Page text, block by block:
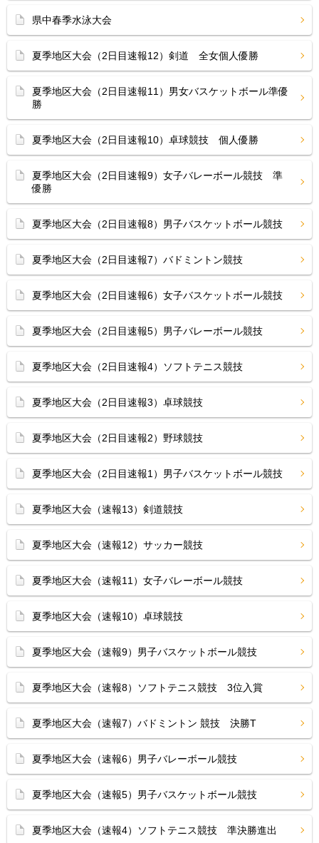
県中春季水泳大会
夏季地区大会（2日目速報12）剣道 全女個人優勝
夏季地区大会（2日目速報11）男女バスケットボール準優
勝
夏季地区大会（2日目速報10）卓球競技 個人優勝
夏季地区大会（2日目速報9）女子バレーボール競技 準
優勝
夏季地区大会（2日目速報8）男子バスケットボール競技
夏季地区大会（2日目速報7）バドミントン競技
夏季地区大会（2日目速報6）女子バスケットボール競技
夏季地区大会（2日目速報5）男子バレーボール競技
夏季地区大会（2日目速報4）ソフトテニス競技
夏季地区大会（2日目速報3）卓球競技
夏季地区大会（2日目速報2）野球競技
夏季地区大会（2日目速報1）男子バスケットボール競技
夏季地区大会（速報13）剣道競技
夏季地区大会（速報12）サッカー競技
夏季地区大会（速報11）女子バレーボール競技
夏季地区大会（速報10）卓球競技
夏季地区大会（速報9）男子バスケットボール競技
夏季地区大会（速報8）ソフトテニス競技 3位入賞
夏季地区大会（速報7）バドミントン 競技 決勝T
夏季地区大会（速報6）男子バレーボール競技
夏季地区大会（速報5）男子バスケットボール競技
夏季地区大会（速報4）ソフトテニス競技 準決勝進出